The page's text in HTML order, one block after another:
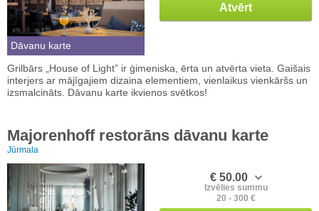
Dāvanu karte
Atvērt
Grilbārs „House of Light” ir ģimeniska, ērta un atvērta vieta. Gaišais
interjers ar mājīgajiem dizaina elementiem, vienlaikus vienkāršs un
izsmalcināts. Dāvanu karte ikvienos svētkos!
Majorenhoff restorāns dāvanu karte
Jūrmala
€ 50.00
Izvēlies summu
20 - 300 €